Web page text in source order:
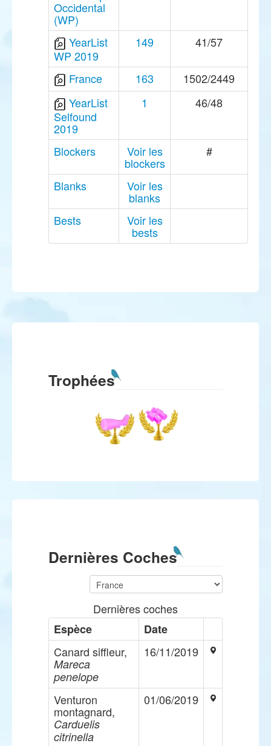
Occidental
(WP)
YearList
WP 2019
149 41/57
France 163
1502/2449
YearList
Selfound
2019
1 46/48
Blockers Voir les
blockers
#
Blanks Voir les
blanks
Bests
Voir les
bests
Trophées
Dernières Coches
Dernières coches
Espèce
Date
Canard siffleur,
Mareca
penelope
16/11/2019
Venturon
montagnard,
Carduelis
citrinella
01/06/2019